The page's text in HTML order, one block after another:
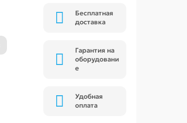
Бесплатная
доставка
Гарантия на
оборудовани
е
Удобная
оплата